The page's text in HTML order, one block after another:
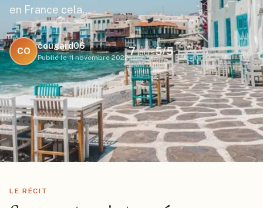
en France cela…
CO
cougard06
Publié le 11 novembre 2022
7jours5/5
LE RÉCIT